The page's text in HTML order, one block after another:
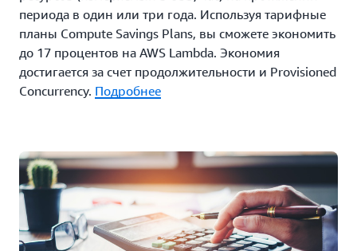
периода в один или три года. Используя тарифные
планы Compute Savings Plans, вы сможете экономить
до 17 процентов на AWS Lambda. Экономия
достигается за счет продолжительности и Provisioned
Concurrency. Подробнее